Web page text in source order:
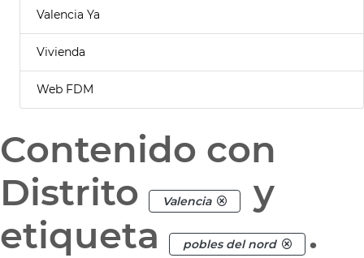
Valencia Ya
Vivienda
Web FDM
Contenido con
Distrito
Valencia
y
etiqueta
pobles del nord .